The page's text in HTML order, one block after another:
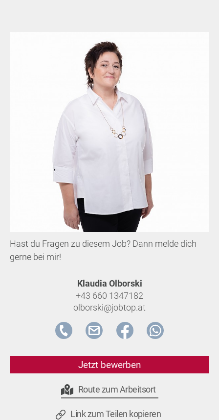
Hast du Fragen zu diesem Job? Dann melde dich
gerne bei mir!
Klaudia Olborski
+43 660 1347182
olborski@jobtop.at
Jetzt bewerben
Route zum Arbeitsort
Link zum Teilen kopieren